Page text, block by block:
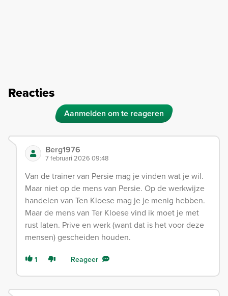
Reacties
Aanmelden om te reageren
Berg1976
7 februari 2026 09:48
Van de trainer van Persie mag je vinden wat je wil.
Maar niet op de mens van Persie. Op de werkwijze
handelen van Ten Kloese mag je je menig hebben.
Maar de mens van Ter Kloese vind ik moet je met
rust laten. Prive en werk (want dat is het voor deze
mensen) gescheiden houden.
1 Reageer